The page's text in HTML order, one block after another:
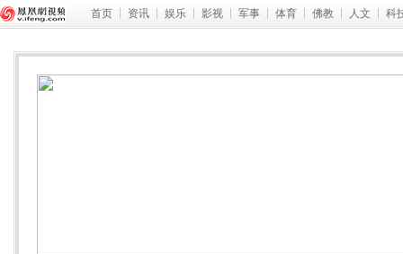
首页 资讯 娱乐 影视 军事 体育 佛教 人文 科